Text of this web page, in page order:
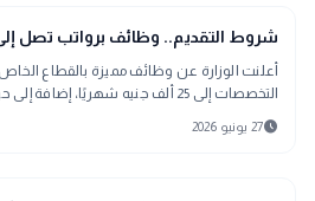
interests
منوعات
شروط التقديم.. وظائف برواتب تصل إلى 25 ألف
أعلنت الوزارة عن وظائف مميزة بالقطاع
التخصصات إلى 25 ألف جنيه شهريًا،
ومواصلات
schedule27 يونيو 2026